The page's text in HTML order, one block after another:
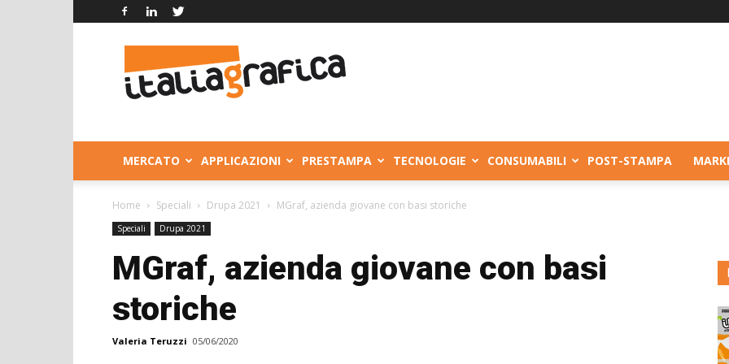
Grafica
MERCATO APPLICAZIONI PRESTAMPA TECNOLOGIE CONSUMABILI POST-STAMPA
Home Speciali Drupa 2021 MGraf, azienda giovane con basi storiche
Speciali Drupa 2021
MGraf, azienda giovane con basi
storiche
Valeria Teruzzi 05/06/2020